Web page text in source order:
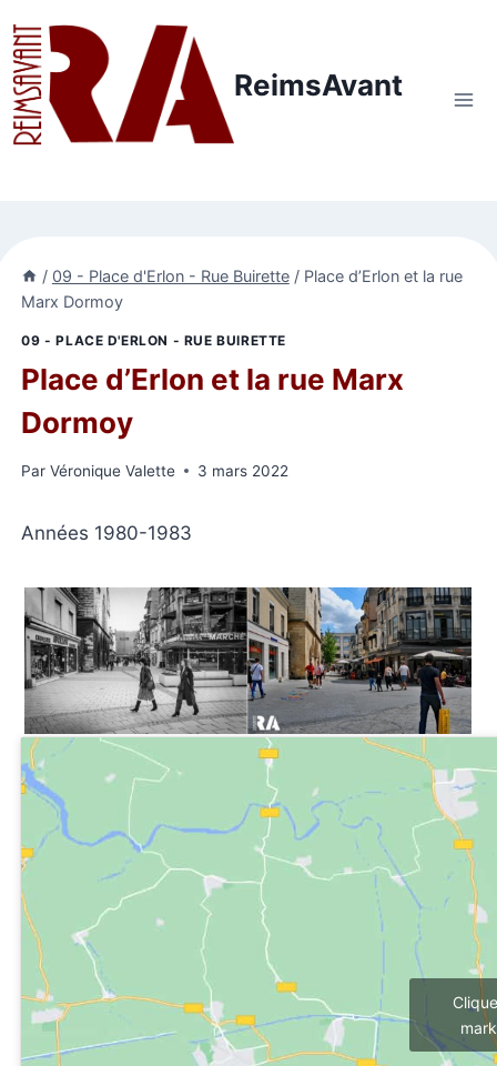
au
contenu
ReimsAvant
/ 09 - Place d'Erlon - Rue Buirette / Place d’Erlon et la rue
Marx Dormoy
09 - PLACE D'ERLON - RUE BUIRETTE
Place d’Erlon et la rue Marx
Dormoy
Par Véronique Valette 3 mars 2022
Années 1980-1983